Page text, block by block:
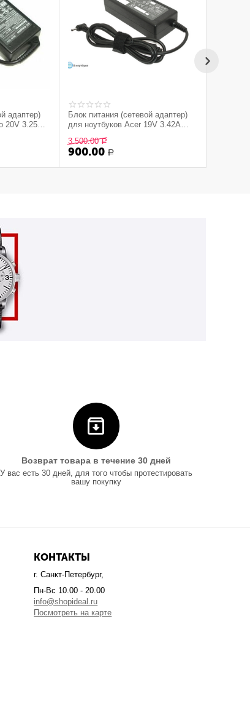
адаптер)
20V 3.25A
Блок питания (сетевой адаптер)
для ноутбуков Acer 19V 3.42A
3 500.00 Р
900.00 Р
Возврат товара в течение 30 дней
У вас есть 30 дней, для того чтобы протестировать
вашу покупку
КОНТАКТЫ
г. Санкт-Петербург,
Пн-Вс 10.00 - 20.00
info@shopideal.ru
Посмотреть на карте